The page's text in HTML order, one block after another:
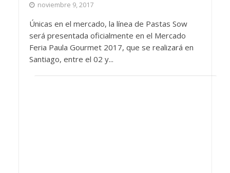
noviembre 9, 2017
Únicas en el mercado, la línea de Pastas Sow
será presentada oficialmente en el Mercado
Feria Paula Gourmet 2017, que se realizará en
Santiago, entre el 02 y...